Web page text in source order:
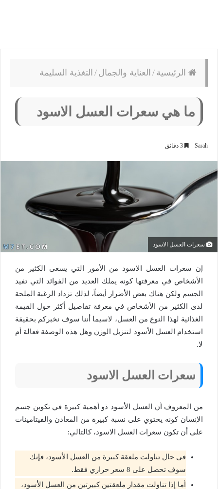
الرئيسية / العناية والجمال / التغذية السليمة
ما هي سعرات العسل الاسود
Sarah
سعرات العسل الاسود
إن سعرات العسل الاسود من الأمور التي يسعى الكثير من
الأشخاص في معرفتها كونه يملك العديد من الفوائد التي تفيد
الجسم ولكن هناك بعض الأضرار أيضاً، لذلك تزداد الرغبة الملحة
لدى الكثير من الأشخاص في معرفة تفاصيل أكثر حول القيمة
الغذائية لهذا النوع من العسل، لاسيما أننا سوف نخبركم بحقيقة
استخدام العسل الأسود لتنزيل الوزن وهل هذه الوصفة فعالة أم
لا.
سعرات العسل الاسود
من المعروف أن العسل الأسود ذو أهمية كبيرة في تكوين جسم
الإنسان كونه يحتوي على نسبة كبيرة من المعادن والفيتامينات
على أن تكون سعرات العسل الاسود، كالتالي:
في حال تناولت ملعقة كبيرة من العسل الأسود، فإنك
سوف تحصل على 8 سعر حراري فقط.
أما إذا تناولت مقدار ملعقتين كبيرتين من العسل الأسود،